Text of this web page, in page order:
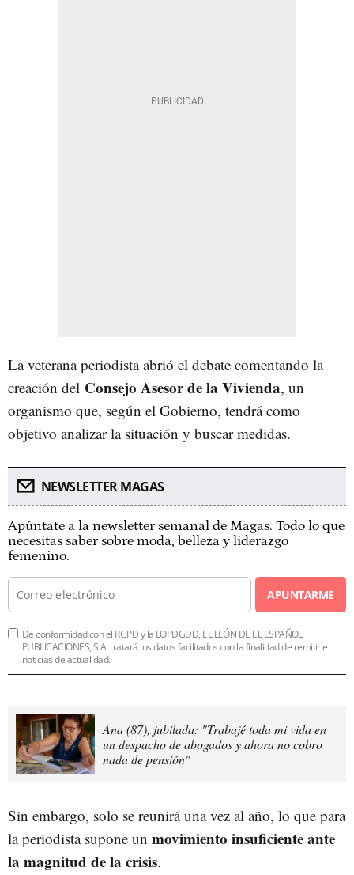
La veterana periodista abrió el debate comentando la
creación del Consejo Asesor de la Vivienda, un
organismo que, según el Gobierno, tendrá como
objetivo analizar la situación y buscar medidas.
NEWSLETTER MAGAS
Apúntate a la newsletter semanal de Magas. Todo lo que
necesitas saber sobre moda, belleza y liderazgo
femenino.
APUNTARME
De conformidad con el RGPD y la LOPDGDD, EL LEÓN DE EL ESPAÑOL
PUBLICACIONES, S.A. tratará los datos facilitados con la finalidad de remitirle
noticias de actualidad.
Ana (87), jubilada: "Trabajé toda mi vida en
un despacho de abogados y ahora no cobro
nada de pensión"
Sin embargo, solo se reunirá una vez al año, lo que para
la periodista supone un movimiento insuficiente ante
la magnitud de la crisis.